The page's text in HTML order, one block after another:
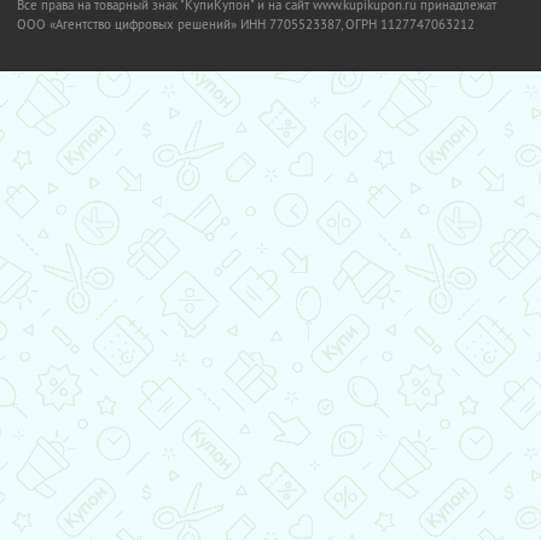
Все права на товарный знак "КупиКупон" и на сайт www.kupikupon.ru принадлежат
OOO «Агентство цифровых решений» ИНН 7705523387, ОГРН 1127747063212